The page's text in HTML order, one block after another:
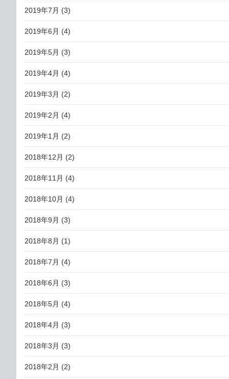
2019年7月 (3)
2019年6月 (4)
2019年5月 (3)
2019年4月 (4)
2019年3月 (2)
2019年2月 (4)
2019年1月 (2)
2018年12月 (2)
2018年11月 (4)
2018年10月 (4)
2018年9月 (3)
2018年8月 (1)
2018年7月 (4)
2018年6月 (3)
2018年5月 (4)
2018年4月 (3)
2018年3月 (3)
2018年2月 (2)